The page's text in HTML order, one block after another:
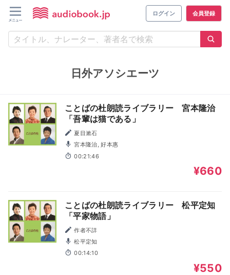
ログイン 会員登録
日外アソシエーツ
ことばの杜朗読ライブラリー 宮本隆治
「吾輩は猫である」
夏目漱石
宮本隆治, 好本惠
00:21:46
¥660
ことばの杜朗読ライブラリー 松平定知
「平家物語」
作者不詳
松平定知
00:14:10
¥550